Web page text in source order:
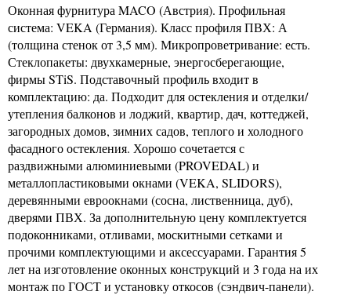
Оконная фурнитура MACO (Австрия). Профильная
система: VEKA (Германия). Класс профиля ПВХ: А
(толщина стенок от 3,5 мм). Микропроветривание: есть.
Стеклопакеты: двухкамерные, энергосберегающие,
фирмы STiS. Подставочный профиль входит в
комплектацию: да. Подходит для остекления и отделки/
утепления балконов и лоджий, квартир, дач, коттеджей,
загородных домов, зимних садов, теплого и холодного
фасадного остекления. Хорошо сочетается с
раздвижными алюминиевыми (PROVEDAL) и
металлопластиковыми окнами (VEKA, SLIDORS),
деревянными евроокнами (сосна, лиственница, дуб),
дверями ПВХ. За дополнительную цену комплектуется
подоконниками, отливами, москитными сетками и
прочими комплектующими и аксессуарами. Гарантия 5
лет на изготовление оконных конструкций и 3 года на их
монтаж по ГОСТ и установку откосов (сэндвич-панели).